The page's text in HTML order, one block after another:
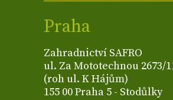
Praha
Zahradnictví SAFRO
ul. Za Mototechnou 2673/
(roh ul. K Hájům)
155 00 Praha 5 - Stodůlky